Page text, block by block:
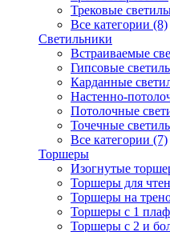
Трековые
Все категории (8)
Светильники
Встраиваемые
Гипсовые
Карданные
Настенно-
Потолочные
Точечные
Все категории (7)
Торшеры
Изогнутые
Торшеры для
Торшеры на
Торшеры с 1
Торшеры с 2 и